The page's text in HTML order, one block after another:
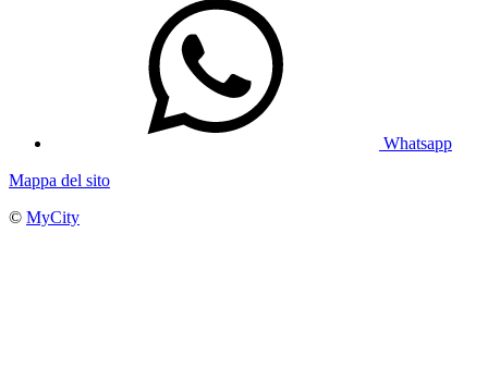
Whatsapp
Mappa del sito
© MyCity